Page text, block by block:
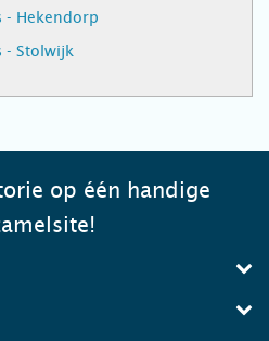
- Hekendorp
- Stolwijk
op één handige